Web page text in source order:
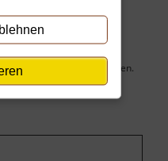
Lage des Ziels anzuzeigen.